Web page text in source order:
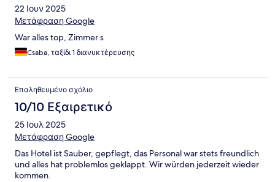
22 Ιουν 2025
Μετάφραση Google
War alles top, Zimmer s
Csaba, ταξίδι 1 διανυκτέρευσης
Επαληθευμένο σχόλιο
10/10 Εξαιρετικό
25 Ιουλ 2025
Μετάφραση Google
Das Hotel ist Sauber, gepflegt, das Personal war stets freundlich
und alles hat problemlos geklappt. Wir würden jederzeit wieder
kommen.